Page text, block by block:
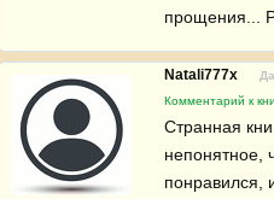
прощения...
Natali777x
Комментарий к
Странная
непонятное,
понравился,